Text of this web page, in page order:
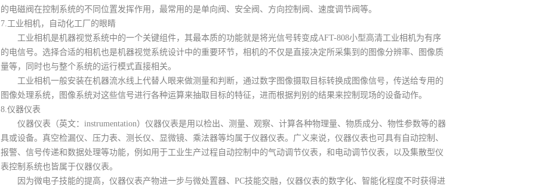
的电磁阀在控制系统的不同位置发挥作用，最常用的是单向阀、安全阀、方向控制阀、速度调节阀等。
7.工业相机，自动化工厂的眼睛
工业相机是机器视觉系统中的一个关键组件，其最本质的功能就是将光信号转变成AFT-808小型高清工业相机为有序
的电信号。选择合适的相机也是机器视觉系统设计中的重要环节，相机的不仅是直接决定所采集到的图像分辨率、图像质
量等，同时也与整个系统的运行模式直接相关。
工业相机一般安装在机器流水线上代替人眼来做测量和判断，通过数字图像摄取目标转换成图像信号，传送给专用的
图像处理系统，图像系统对这些信号进行各种运算来抽取目标的特征，进而根据判别的结果来控制现场的设备动作。
8.仪器仪表
仪器仪表（英文：instrumentation）仪器仪表是用以检出、测量、观察、计算各种物理量、物质成分、物性参数等的器
具或设备。真空检漏仪、压力表、测长仪、显微镜、乘法器等均属于仪器仪表。广义来说，仪器仪表也可具有自动控制、
报警、信号传递和数据处理等功能，例如用于工业生产过程自动控制中的气动调节仪表，和电动调节仪表，以及集散型仪
表控制系统也皆属于仪器仪表。
因为微电子技能的提高，仪器仪表产物进一步与微处置器、PC技能交融，仪器仪表的数字化、智能化程度不时获得进